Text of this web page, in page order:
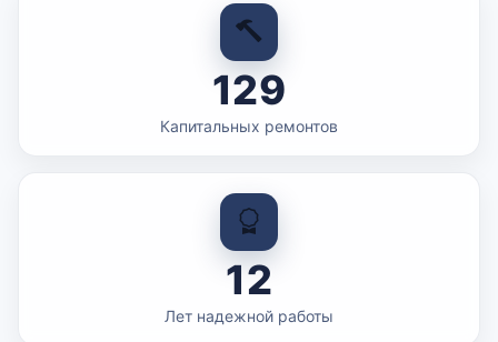
129
Капитальных ремонтов
12
Лет надежной работы